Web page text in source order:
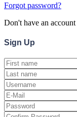
Forgot password?
Don't have an account
Sign Up